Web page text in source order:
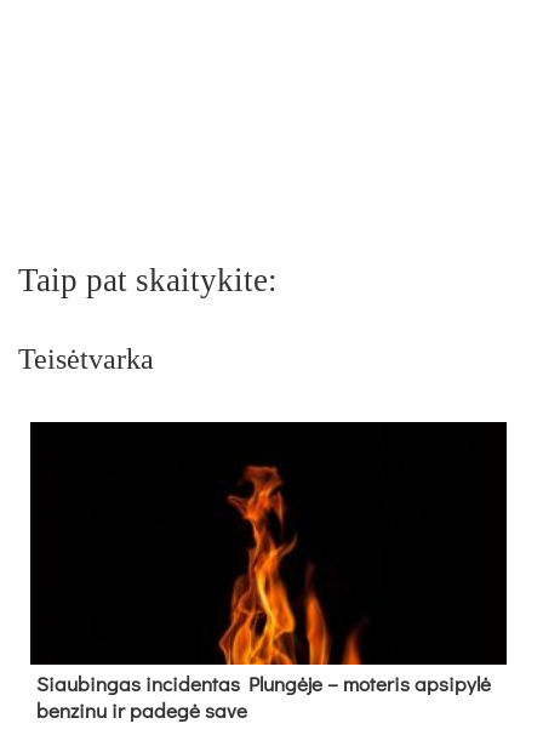
Taip pat skaitykite:
Teisėtvarka
Siau­bin­gas in­ci­den­tas Plun­gė­je – mo­te­ris ap­si­py­lė
ben­zi­nu ir pa­de­gė sa­ve